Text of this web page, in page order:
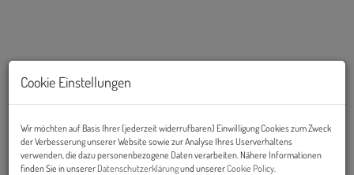
Cookie Einstellungen
Wir möchten auf Basis Ihrer (jederzeit widerrufbaren) Einwilligung Cookies zum Zweck
der Verbesserung unserer Website sowie zur Analyse Ihres Userverhaltens
verwenden, die dazu personenbezogene Daten verarbeiten. Nähere Informationen
finden Sie in unserer Datenschutzerklärungund unsererCookie Policy